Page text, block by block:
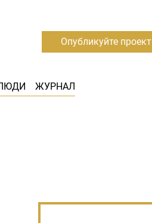
ЖУРНАЛ
Опубликуйте проект